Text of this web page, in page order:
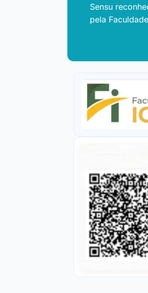
Sensu
pela